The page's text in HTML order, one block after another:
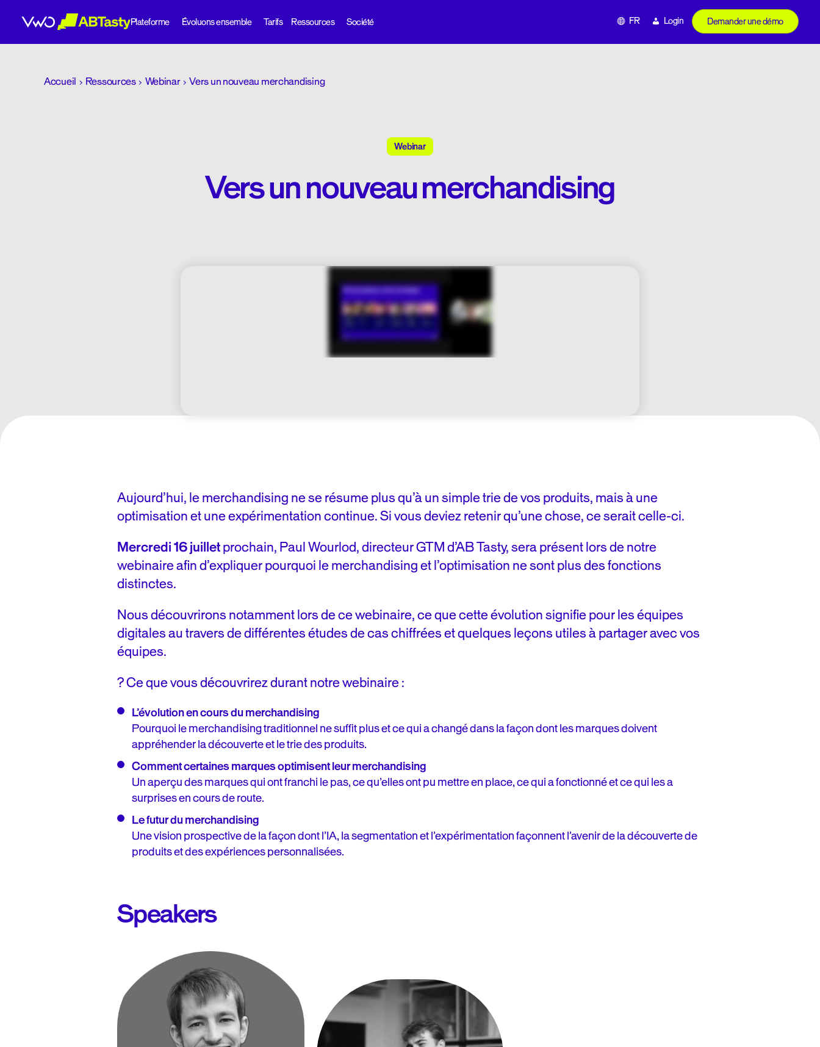
Plateforme Évoluons ensemble Tarifs Ressources Société Demander une démo
Login
FR
Accueil Ressources Webinar Vers un nouveau merchandising
Webinar
Vers un nouveau merchandising
Aujourd’hui, le merchandising ne se résume plus qu’à un simple trie de vos produits, mais à une
optimisation et une expérimentation continue. Si vous deviez retenir qu’une chose, ce serait celle-ci.
Mercredi 16 juilletprochain, Paul Wourlod, directeur GTM d’AB Tasty, sera présent lors de notre
webinaire afin d’expliquer pourquoi le merchandising et l’optimisation ne sont plus des fonctions
distinctes.
Nous découvrirons notamment lors de ce webinaire, ce que cette évolution signifie pour les équipes
digitales au travers de différentes études de cas chiffrées et quelques leçons utiles à partager avec vos
équipes.
? Ce que vous découvrirez durant notre webinaire :
L’évolution en cours du merchandising
Pourquoi le merchandising traditionnel ne suffit plus et ce qui a changé dans la façon dont les marques doivent
appréhender la découverte et le trie des produits.
Comment certaines marques optimisent leur merchandising
Un aperçu des marques qui ont franchi le pas, ce qu’elles ont pu mettre en place, ce qui a fonctionné et ce qui les a
surprises en cours de route.
Le futur du merchandising
Une vision prospective de la façon dont l’IA, la segmentation et l’expérimentation façonnent l’avenir de la découverte de
produits et des expériences personnalisées.
Speakers